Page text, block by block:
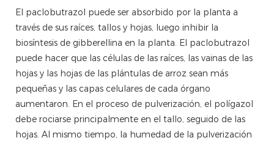
El paclobutrazol puede ser absorbido por la planta a
través de sus raíces, tallos y hojas, luego inhibir la
biosíntesis de gibberellina en la planta. El paclobutrazol
puede hacer que las células de las raíces, las vainas de las
hojas y las hojas de las plántulas de arroz sean más
pequeñas y las capas celulares de cada órgano
aumentaron. En el proceso de pulverización, el polígazol
debe rociarse principalmente en el tallo, seguido de las
hojas. Al mismo tiempo, la humedad de la pulverización